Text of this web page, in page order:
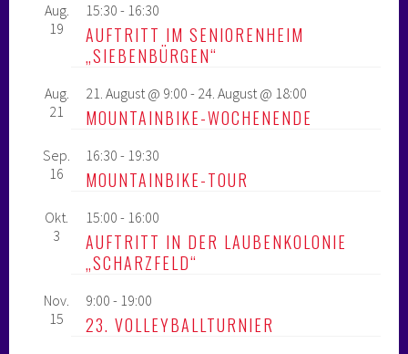
Aug.
19
15:30 - 16:30
AUFTRITT IM SENIORENHEIM
„SIEBENBÜRGEN“
Aug.
21
21. August @ 9:00 - 24. August @ 18:00
MOUNTAINBIKE-WOCHENENDE
Sep.
16
16:30 - 19:30
MOUNTAINBIKE-TOUR
Okt.
3
15:00 - 16:00
AUFTRITT IN DER LAUBENKOLONIE
„SCHARZFELD“
Nov.
15
9:00 - 19:00
23. VOLLEYBALLTURNIER